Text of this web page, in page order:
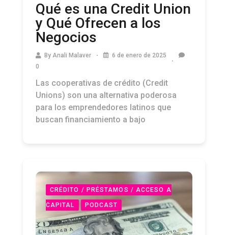
Qué es una Credit Union
y Qué Ofrecen a los
Negocios
By Anali Malaver
6 de enero de 2025
0
Las cooperativas de crédito (Credit
Unions) son una alternativa poderosa
para los emprendedores latinos que
buscan financiamiento a bajo
CRÉDITO / PRÉSTAMOS / ACCESO A
CAPITAL PODCAST